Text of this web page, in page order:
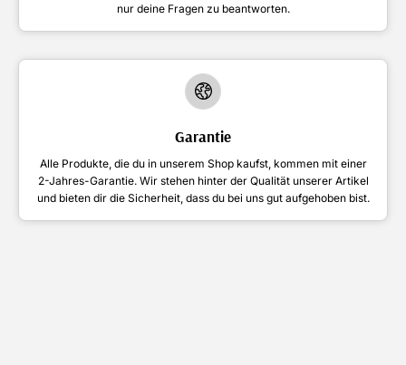
nur deine Fragen zu beantworten.
Garantie
Alle Produkte, die du in unserem Shop kaufst, kommen mit einer
2-Jahres-Garantie. Wir stehen hinter der Qualität unserer Artikel
und bieten dir die Sicherheit, dass du bei uns gut aufgehoben bist.